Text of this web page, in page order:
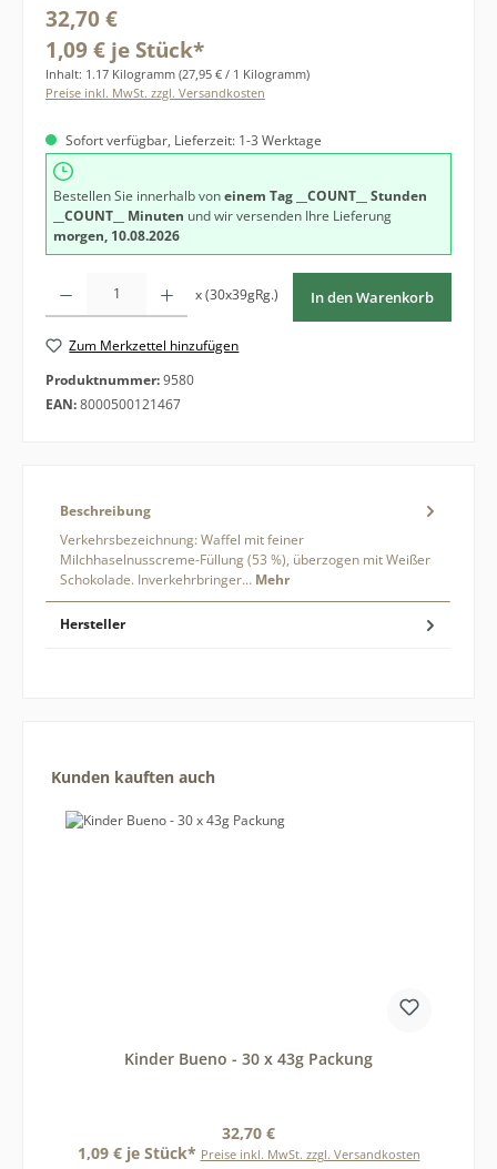
Regulärer Preis:
32,70 €
1,09 € je Stück*
Inhalt: 1.17 Kilogramm (27,95 € / 1 Kilogramm)
Preise inkl. MwSt. zzgl. Versandkosten
Sofort verfügbar, Lieferzeit: 1-3 Werktage
Bestellen Sie innerhalb voneinem Tag
__COUNT__ Stunden
__COUNT__ Minuten und wir versenden Ihre Lieferung
morgen, 10.08.2026
x (30x39gRg.) In den Warenkorb
Zum Merkzettel hinzufügen
Produktnummer:9580
EAN:8000500121467
Beschreibung
Verkehrsbezeichnung: Waffel mit feiner
Milchhaselnusscreme-Füllung (53 %), überzogen mit Weißer
Schokolade. Inverkehrbringer… Mehr
Hersteller
Produktgalerie überspringen
Kunden kauften auch
Kinder Bueno - 30 x 43g Packung
Regulärer Preis:
32,70 €
1,09 € je Stück* Preise inkl. MwSt. zzgl. Versandkosten